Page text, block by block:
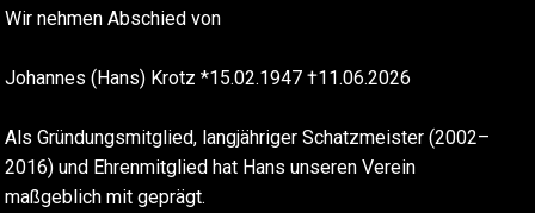
Wir nehmen Abschied von
Johannes (Hans) Krotz *15.02.1947 †11.06.2026
Als Gründungsmitglied, langjähriger Schatzmeister (2002–
2016) und Ehrenmitglied hat Hans unseren Verein
maßgeblich mit geprägt.